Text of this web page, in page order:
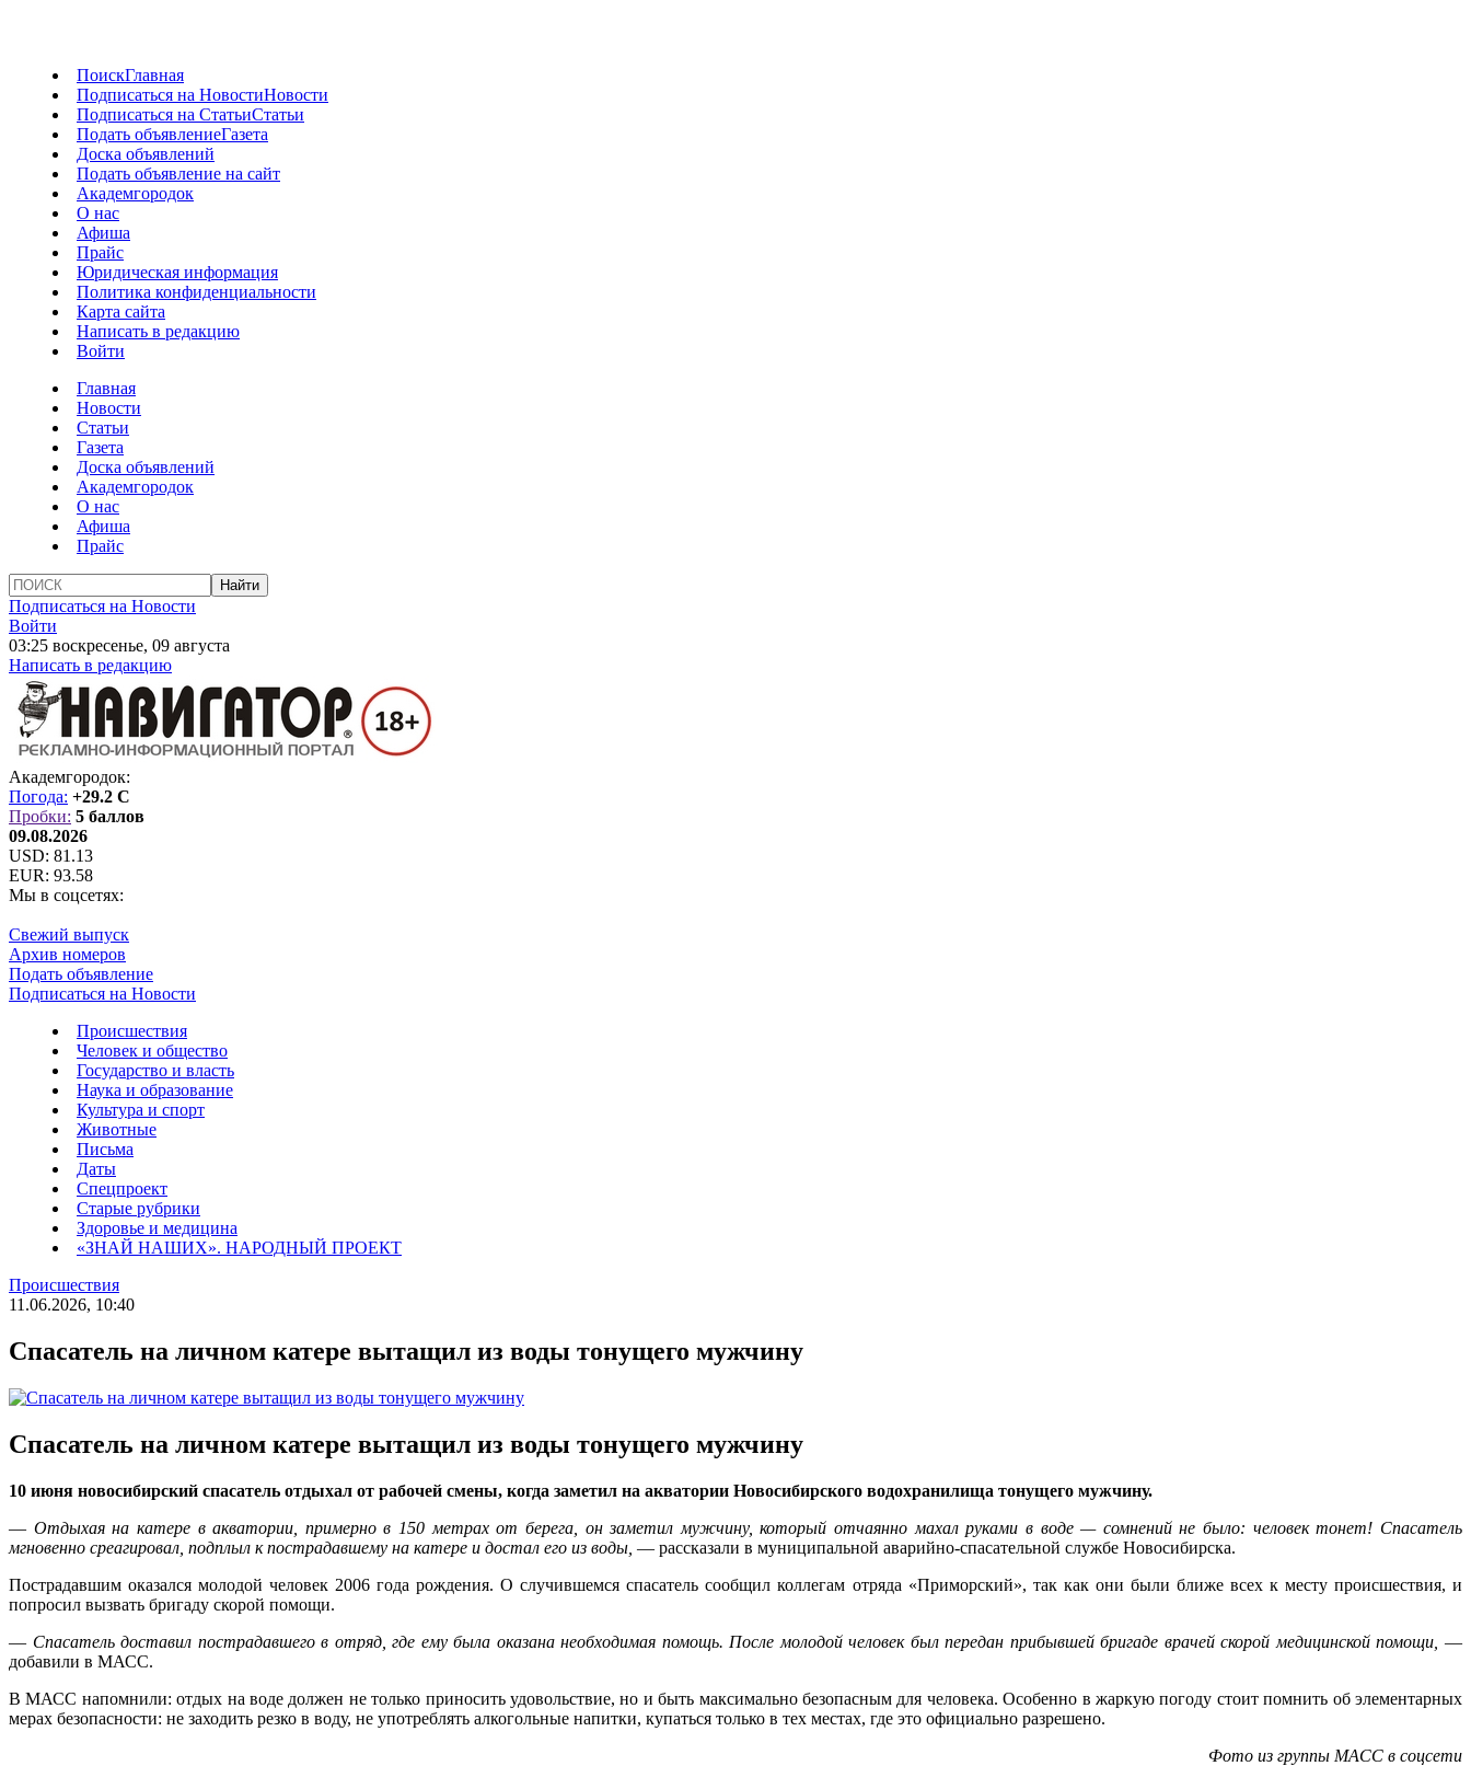
ПоискГлавная
Подписаться на НовостиНовости
Подписаться на СтатьиСтатьи
Подать объявлениеГазета
Доска объявлений
Подать объявление на сайт
Академгородок
О нас
Афиша
Прайс
Юридическая информация
Политика конфиденциальности
Карта сайта
Написать в редакцию
Войти
Главная
Новости
Статьи
Газета
Доска объявлений
Академгородок
О нас
Афиша
Прайс
Подписаться на Новости
Войти
03:25 воскресенье, 09 августа
Написать в редакцию
Академгородок:
Погода: +29.2 C
Пробки: 5 баллов
09.08.2026
USD: 81.13
EUR: 93.58
Мы в соцсетях:
Свежий выпуск
Архив номеров
Подать объявление
Подписаться на Новости
Происшествия
Человек и общество
Государство и власть
Наука и образование
Культура и спорт
Животные
Письма
Даты
Спецпроект
Старые рубрики
Здоровье и медицина
«ЗНАЙ НАШИХ». НАРОДНЫЙ ПРОЕКТ
Происшествия
11.06.2026, 10:40
Спасатель на личном катере вытащил из воды тонущего мужчину
Спасатель на личном катере вытащил из воды тонущего мужчину
10 июня новосибирский спасатель отдыхал от рабочей смены, когда заметил на акватории Новосибирского водохранилища тонущего мужчину.
— Отдыхая на катере в акватории, примерно в 150 метрах от берега, он заметил мужчину, который отчаянно махал руками в воде — сомнений не было: человек тонет! Спасатель
мгновенно среагировал, подплыл к пострадавшему на катере и достал его из воды, — рассказали в муниципальной аварийно-спасательной службе Новосибирска.
Пострадавшим оказался молодой человек 2006 года рождения. О случившемся спасатель сообщил коллегам отряда «Приморский», так как они были ближе всех к месту происшествия, и
попросил вызвать бригаду скорой помощи.
— Спасатель доставил пострадавшего в отряд, где ему была оказана необходимая помощь. После молодой человек был передан прибывшей бригаде врачей скорой медицинской помощи, —
добавили в МАСС.
В МАСС напомнили: отдых на воде должен не только приносить удовольствие, но и быть максимально безопасным для человека. Особенно в жаркую погоду стоит помнить об элементарных
мерах безопасности: не заходить резко в воду, не употреблять алкогольные напитки, купаться только в тех местах, где это официально разрешено.
Фото из группы МАСС в соцсети